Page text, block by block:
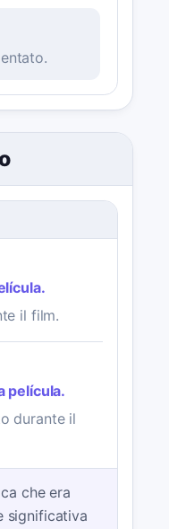
il film.
película.
durante il
che era
significativa